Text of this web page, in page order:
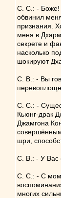
С. С.: - Боже!
обвинил
признания.
меня в
секрете и
насколько
шокируют
С. В.: - Вы
С. С.: -
Кьюнг-драк
Джамгона
шри,
С. В.: - У Вас
С. С.: - С
многих